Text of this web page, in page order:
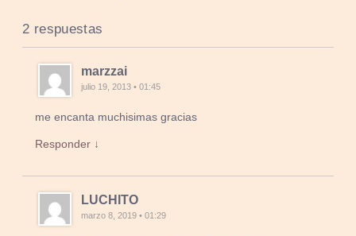
2 respuestas
marzzai
julio 19, 2013 • 01:45
me encanta muchisimas gracias
Responder ↓
LUCHITO
marzo 8, 2019 • 01:29